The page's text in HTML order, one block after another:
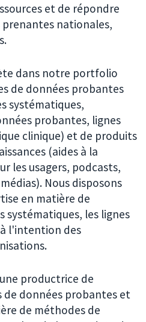
et de répondre
prenantes nationales,
dans notre portfolio
de données probantes
systématiques,
probantes, lignes
clinique) et de produits
(aides à la
les usagers, podcasts,
Nous disposons
en matière de
systématiques, les lignes
à l'intention des
productrice de
de données probantes et
de méthodes de